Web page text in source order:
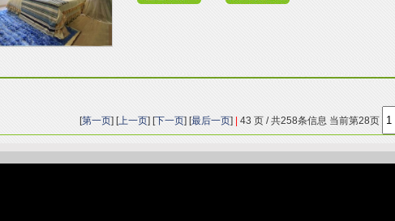
[第一页] [上一页] [下一页] [最后一页] 43 页 / 共258条信息 当前第28页